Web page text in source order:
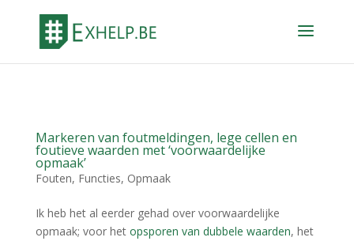
Markeren van foutmeldingen, lege cellen en
foutieve waarden met ‘voorwaardelijke
opmaak’
Fouten, Functies, Opmaak
Ik heb het al eerder gehad over voorwaardelijke
opmaak; voor het opsporen van dubbele waarden, het